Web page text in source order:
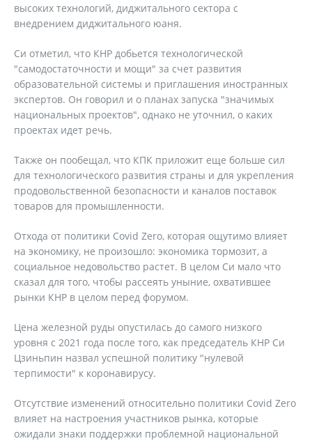
высоких технологий, диджитального сектора с
внедрением диджитального юаня.
Си отметил, что КНР добьется технологической
"самодостаточности и мощи" за счет развития
образовательной системы и приглашения иностранных
экспертов. Он говорил и о планах запуска "значимых
национальных проектов", однако не уточнил, о каких
проектах идет речь.
Также он пообещал, что КПК приложит еще больше сил
для технологического развития страны и для укрепления
продовольственной безопасности и каналов поставок
товаров для промышленности.
Отхода от политики Covid Zero, которая ощутимо влияет
на экономику, не произошло: экономика тормозит, а
социальное недовольство растет. В целом Си мало что
сказал для того, чтобы рассеять уныние, охватившее
рынки КНР в целом перед форумом.
Цена железной руды опустилась до самого низкого
уровня с 2021 года после того, как председатель КНР Си
Цзиньпин назвал успешной политику "нулевой
терпимости" к коронавирусу.
Отсутствие изменений относительно политики Covid Zero
влияет на настроения участников рынка, которые
ожидали знаки поддержки проблемной национальной